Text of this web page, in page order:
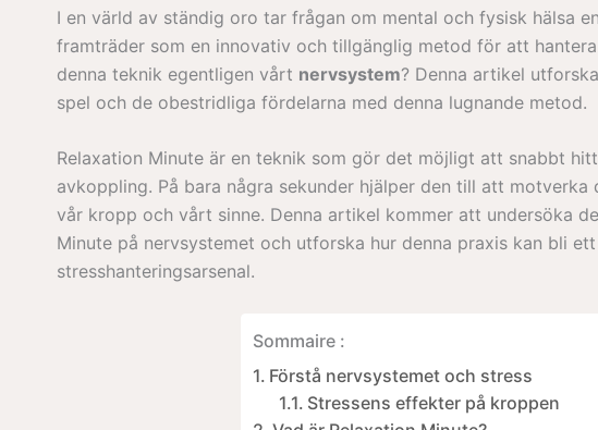
I en värld av ständig oro tar frågan om mental och fysisk hälsa
framträder som en innovativ och tillgänglig metod för att
denna teknik egentligen vårt nervsystem? Denna artikel
spel och de obestridliga fördelarna med denna lugnande metod.
Relaxation Minute är en teknik som gör det möjligt att snabbt
avkoppling. På bara några sekunder hjälper den till att
vår kropp och vårt sinne. Denna artikel kommer att undersöka
Minute på nervsystemet och utforska hur denna praxis kan bli
stresshanteringsarsenal.
Sommaire :
Förstå nervsystemet och stress
Stressens effekter på kroppen